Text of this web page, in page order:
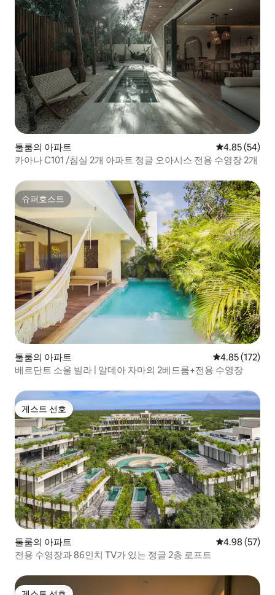
툴룸의 아파트 평점 4.85점(5
4.85 (54)
카아나 C101 /침실 2개 아파트 정글 오아시스 전용 수영장 2개
슈퍼호스트
슈퍼호스트
툴룸의 아파트 평점 4.85점(5
4.85 (172)
베르단트 소울 빌라 | 알데아 자마의 2베드룸+전용 수영장
게스트 선호
게스트 선호
툴룸의 아파트 평점 4.98점(5
4.98 (57)
전용 수영장과 86인치 TV가 있는 정글 2층 로프트